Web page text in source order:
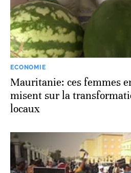
ECONOMIE
Mauritanie: ces femmes
misent sur la
locaux